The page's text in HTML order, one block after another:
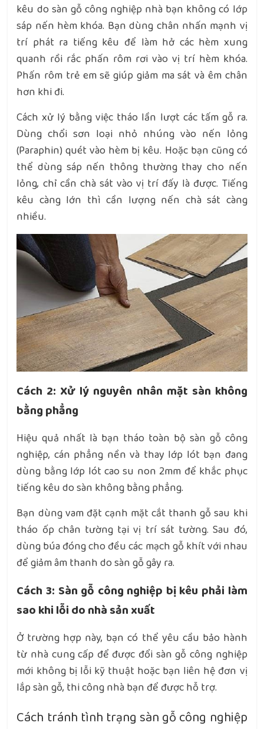
kêu do sàn gỗ công nghiệp nhà bạn không có lớp
sáp nến hèm khóa. Bạn dùng chân nhấn mạnh vị
trí phát ra tiếng kêu để làm hở các hèm xung
quanh rồi rắc phấn rôm rơi vào vị trí hèm khóa.
Phấn rôm trẻ em sẽ giúp giảm ma sát và êm chân
hơn khi đi.
Cách xử lý bằng việc tháo lần lượt các tấm gỗ ra.
Dùng chổi sơn loại nhỏ nhúng vào nến lỏng
(Paraphin) quét vào hèm bị kêu. Hoặc bạn cũng có
thể dùng sáp nến thông thường thay cho nến
lỏng, chỉ cần chà sát vào vị trí đấy là được. Tiếng
kêu càng lớn thì cần lượng nến chà sát càng
nhiều.
Cách 2: Xử lý nguyên nhân mặt sàn không
bằng phẳng
Hiệu quả nhất là bạn tháo toàn bộ sàn gỗ công
nghiệp, cán phẳng nền và thay lớp lót bạn đang
dùng bằng lớp lót cao su non 2mm để khắc phục
tiếng kêu do sàn không bằng phẳng.
Bạn dùng vam đặt cạnh mặt cắt thanh gỗ sau khi
tháo ốp chân tường tại vị trí sát tường. Sau đó,
dùng búa đóng cho đều các mạch gỗ khít với nhau
để giảm âm thanh do sàn gỗ gây ra.
Cách 3: Sàn gỗ công nghiệp bị kêu phải làm
sao khi lỗi do nhà sản xuất
Ở trường hợp này, bạn có thể yêu cầu bảo hành
từ nhà cung cấp để được đổi sàn gỗ công nghiệp
mới không bị lỗi kỹ thuật hoặc bạn liên hệ đơn vị
lắp sàn gỗ, thi công nhà bạn để được hỗ trợ.
Cách tránh tình trạng sàn gỗ công nghiệp